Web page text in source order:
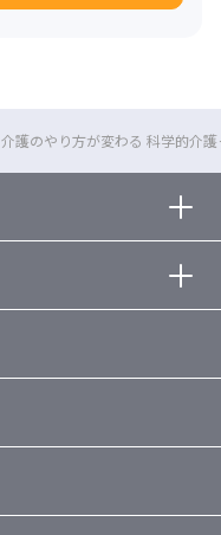
介護のやり方が変わる 科学的介